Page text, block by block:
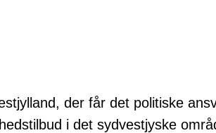
der får det politiske
i det sydvestjyske